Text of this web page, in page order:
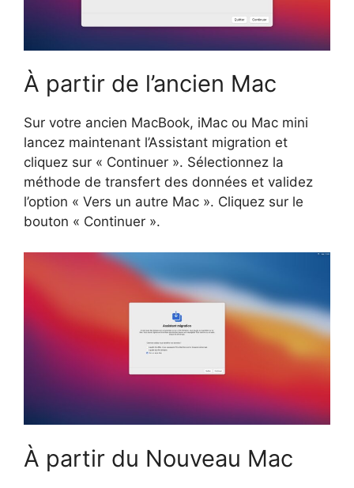
À partir de l’ancien Mac
Sur votre ancien MacBook, iMac ou Mac mini
lancez maintenant l’Assistant migration et
cliquez sur « Continuer ». Sélectionnez la
méthode de transfert des données et validez
l’option « Vers un autre Mac ». Cliquez sur le
bouton « Continuer ».
À partir du Nouveau Mac